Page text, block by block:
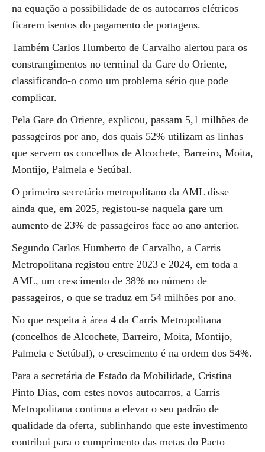
na equação a possibilidade de os autocarros elétricos
ficarem isentos do pagamento de portagens.
Também Carlos Humberto de Carvalho alertou para os
constrangimentos no terminal da Gare do Oriente,
classificando-o como um problema sério que pode
complicar.
Pela Gare do Oriente, explicou, passam 5,1 milhões de
passageiros por ano, dos quais 52% utilizam as linhas
que servem os concelhos de Alcochete, Barreiro, Moita,
Montijo, Palmela e Setúbal.
O primeiro secretário metropolitano da AML disse
ainda que, em 2025, registou-se naquela gare um
aumento de 23% de passageiros face ao ano anterior.
Segundo Carlos Humberto de Carvalho, a Carris
Metropolitana registou entre 2023 e 2024, em toda a
AML, um crescimento de 38% no número de
passageiros, o que se traduz em 54 milhões por ano.
No que respeita à área 4 da Carris Metropolitana
(concelhos de Alcochete, Barreiro, Moita, Montijo,
Palmela e Setúbal), o crescimento é na ordem dos 54%.
Para a secretária de Estado da Mobilidade, Cristina
Pinto Dias, com estes novos autocarros, a Carris
Metropolitana continua a elevar o seu padrão de
qualidade da oferta, sublinhando que este investimento
contribui para o cumprimento das metas do Pacto